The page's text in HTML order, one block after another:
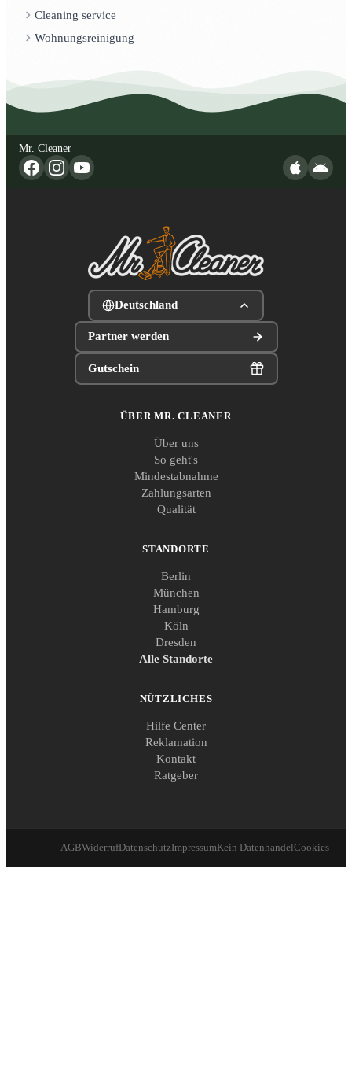
Cleaning service
Wohnungsreinigung
Mr. Cleaner
Deutschland
Partner werden
Gutschein
ÜBER MR. CLEANER
Über uns
So geht's
Mindestabnahme
Zahlungsarten
Qualität
STANDORTE
Berlin
München
Hamburg
Köln
Dresden
Alle Standorte
NÜTZLICHES
Hilfe Center
Reklamation
Kontakt
Ratgeber
AGBWiderrufDatenschutzImpressumKein DatenhandelCookies